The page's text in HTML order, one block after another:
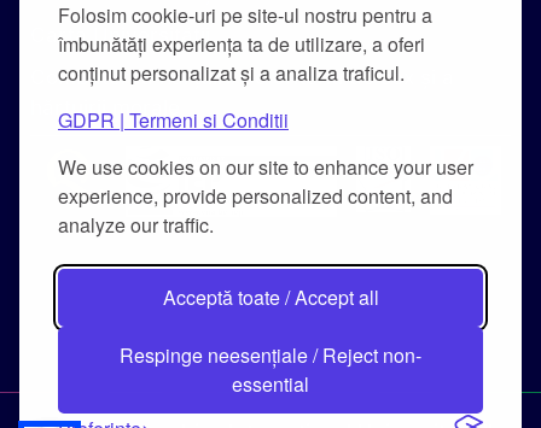
Folosim cookie-uri pe site-ul nostru pentru a
îmbunătăți experiența ta de utilizare, a oferi
conținut personalizat și a analiza traficul.
GDPR | Termeni si Conditii
We use cookies on our site to enhance your user
experience, provide personalized content, and
analyze our traffic.
Acceptă toate / Accept all
Respinge neesențiale / Reject non-
essential
Carta Universității
Combaterea hărțuirii pe criteriu de sex și a
hărțuirii morale